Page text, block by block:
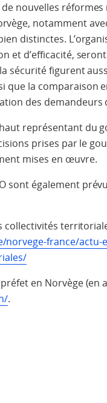
nouvelles
notamment
distinctes.
et d’efficacité,
sécurité figurent
que la comparaison
des demandeurs
représentant du
prises par le
mises en œuvre.
sont également
collectivités
france/actu-
en Norvège (en
.